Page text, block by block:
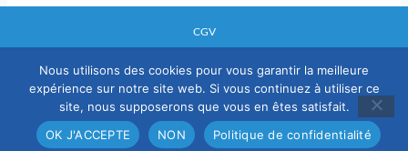
CGV
Mentions legales
Politique confidentialité
Nous utilisons des cookies pour vous garantir la meilleure
expérience sur notre site web. Si vous continuez à utiliser ce
site, nous supposerons que vous en êtes satisfait.
OK J'ACCEPTE
NON Politique de confidentialité